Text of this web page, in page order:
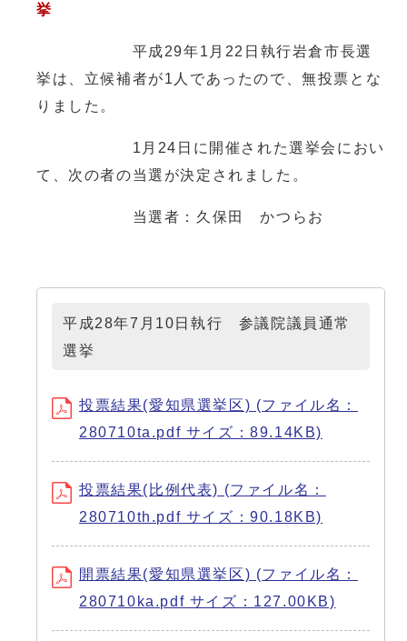
挙
平成29年1月22日執行岩倉市長選
挙は、立候補者が1人であったので、無投票とな
りました。
1月24日に開催された選挙会におい
て、次の者の当選が決定されました。
当選者：久保田 かつらお
平成28年7月10日執行 参議院議員通常
選挙
投票結果(愛知県選挙区) (ファイル名：
280710ta.pdf サイズ：89.14KB)
投票結果(比例代表) (ファイル名：
280710th.pdf サイズ：90.18KB)
開票結果(愛知県選挙区) (ファイル名：
280710ka.pdf サイズ：127.00KB)